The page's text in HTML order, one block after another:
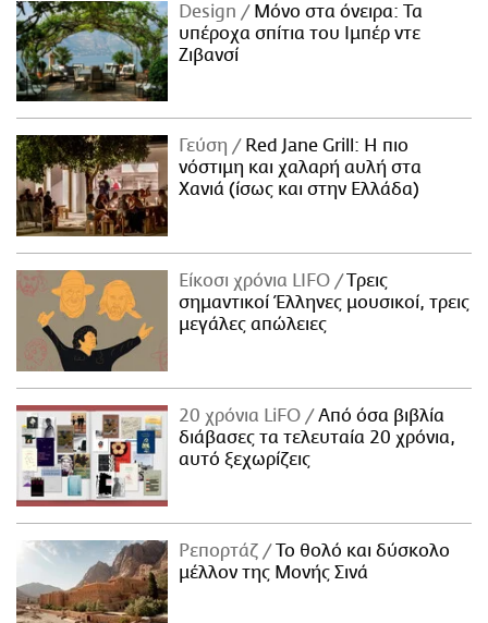
Design
Μόνο στα όνειρα: Τα
υπέροχα σπίτια του Ιμπέρ ντε
Ζιβανσί
Γεύση
Red Jane Grill: Η πιο
νόστιμη και χαλαρή αυλή στα
Χανιά (ίσως και στην Ελλάδα)
Είκοσι χρόνια LIFO
Tρεις
σημαντικοί Έλληνες μουσικοί, τρεις
μεγάλες απώλειες
20 χρόνια LiFO
Από όσα βιβλία
διάβασες τα τελευταία 20 χρόνια,
αυτό ξεχωρίζεις
Ρεπορτάζ
Το θολό και δύσκολο
μέλλον της Μονής Σινά